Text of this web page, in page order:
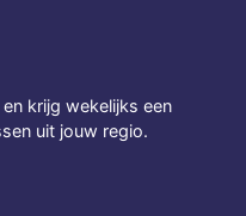
krijg wekelijks een
uit jouw regio.